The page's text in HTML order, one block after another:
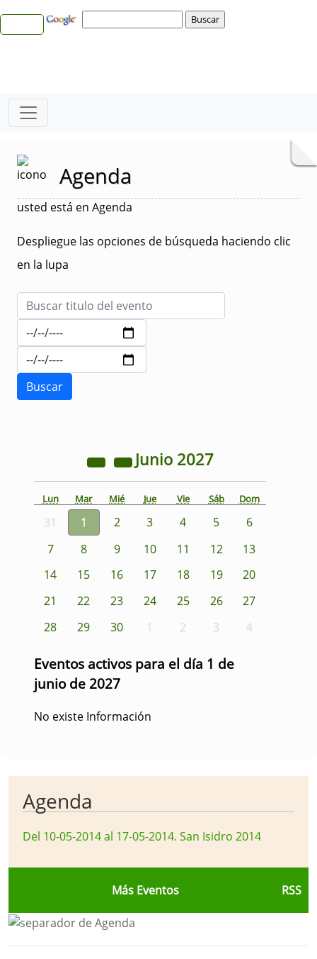
Agenda
usted está en Agenda
Despliegue las opciones de búsqueda haciendo clic
en la lupa
Junio 2027
Lun Mar Mié Jue Vie Sáb Dom
31 1 2 3 4 5
6
7
8 9 10 11 12
13
14
15 16 17 18 19
20
21
22 23 24 25 26
27
28
29 30 1 2 3 4
Eventos activos para el día 1 de
junio de 2027
No existe Información
Agenda
Del 10-05-2014 al 17-05-2014. San Isidro 2014
Más Eventos RSS